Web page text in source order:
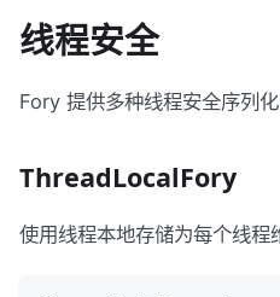
线程安全
Fory 提供多种线程安全序列化
ThreadLocalFory
使用线程本地存储为每个线程